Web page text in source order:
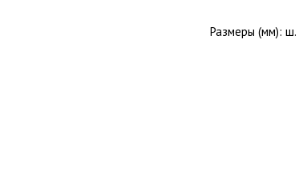
Размеры (мм): ш.